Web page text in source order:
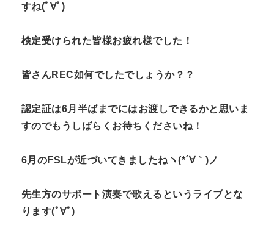
すね(ﾟ∀ﾟ)
検定受けられた皆様お疲れ様でした！
皆さんREC如何でしたでしょうか？？
認定証は6月半ばまでにはお渡しできるかと思いま
すのでもうしばらくお待ちくださいね！
6月のFSLが近づいてきましたねヽ(*´∀｀)ノ
先生方のサポート演奏で歌えるというライブとな
ります(ﾟ∀ﾟ)